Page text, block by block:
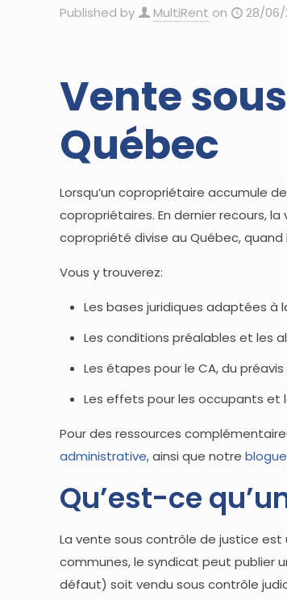
Published by MultiRent on 28/06/
Vente
Québec
Lorsqu’un copropriétaire accumule
copropriétaires. En dernier recours,
copropriété divise au Québec,
Vous y trouverez:
Les bases juridiques adaptées à
Les conditions préalables et les
Les étapes pour le CA, du
Les effets pour les occupants et
Pour des ressources
administrative, ainsi que notreblogue
Qu’est-ce
La vente sous contrôle de justice est
communes, le syndicat peut publier
défaut) soit vendu sous contrôle